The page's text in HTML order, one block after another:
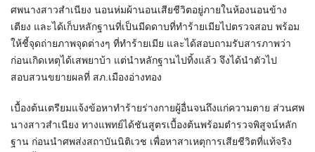
ศพนางสาวสำเนียง นอนห่มผ้านอนเสียชีวิตอยู่ภายในห้องนอนข้าง
เตียง และได้เก็บหลักฐานที่เป็นมีดดาบที่ทำร้ายเมียไปตรวจสอบ พร้อม
ให้ชี้จุดถ่ายภาพจุดต่างๆ ที่ทำร้ายเมีย และได้สอบถามรับสารภาพว่า
ก่อนเกิดเหตุได้เสพยาบ้า แต่นำหลักฐานไปทิ้งแล้ว จึงได้นำตัวไป
สอบสวนขยายผลที่ สภ.เมืองอ่างทอง
เบื้องต้นเตรียมแจ้งข้อหาทำร้ายร่างกายผู้อื่นจนถึงแก่ความตาย ส่วนศพ
นางสาวสำเนียง ทางแพทย์ได้ชันสูตรเบื้องต้นพร้อมตำรวจพิสูจน์หลัก
ฐาน ก่อนนำศพส่งสถาบันนิติเวช เพื่อหาสาเหตุการเสียชีวิตที่แท้จริง